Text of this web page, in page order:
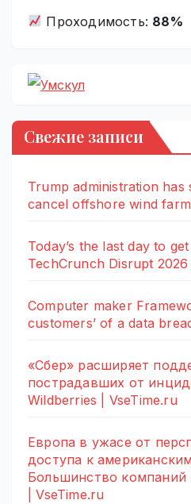
Проходимость: 88%
Свежие записи
Trump administration
cancel offshore wind
Today’s the last day to
TechCrunch Disrupt
Computer maker
customers’ of a data
«Сбер» расширяет
пострадавших от
Wildberries | VseTime.ru
Европа в ужасе от
доступа к
Большинство компаний
| VseTime.ru